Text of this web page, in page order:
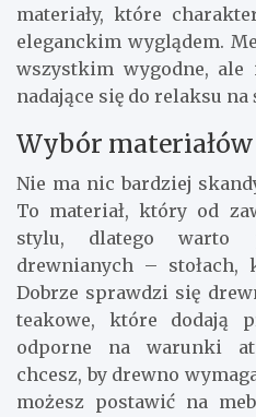
materiały, które
eleganckim wyglądem.
wszystkim wygodne,
nadające się do relaksu
Wybór materiałów
Nie ma nic bardziej
To materiał, który od
stylu, dlatego warto
drewnianych – stołach,
Dobrze sprawdzi się
teakowe, które dodają
odporne na warunki
chcesz, by drewno
możesz postawić na